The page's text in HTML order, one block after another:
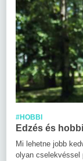
#HOBBI
Edzés és
Mi lehetne jobb
olyan cselekvéssel